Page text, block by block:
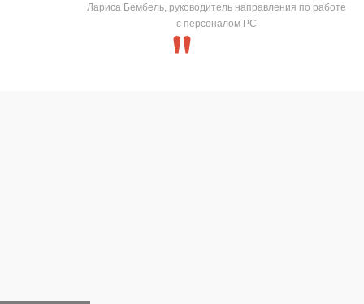
Лариса Бембель, руководитель направления по работе
с персоналом РС